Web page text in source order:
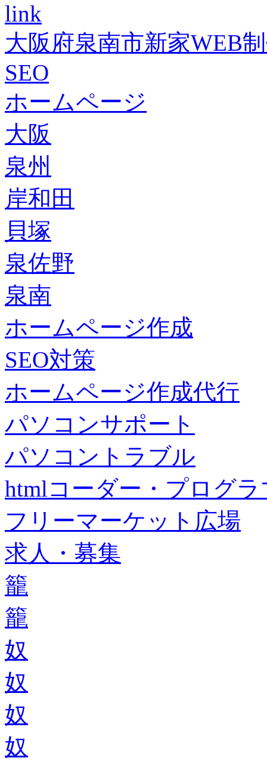
link
大阪府泉南市新家WEB
SEO
ホームページ
大阪
泉州
岸和田
貝塚
泉佐野
泉南
ホームページ作成
SEO対策
ホームページ作成代行
パソコンサポート
パソコントラブル
htmlコーダー・プログラ
フリーマーケット広場
求人・募集
籠
籠
奴
奴
奴
奴